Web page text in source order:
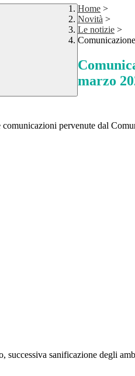
Home >
Novità >
Le notizie >
marzo
pervenute dal
sanificazione degli